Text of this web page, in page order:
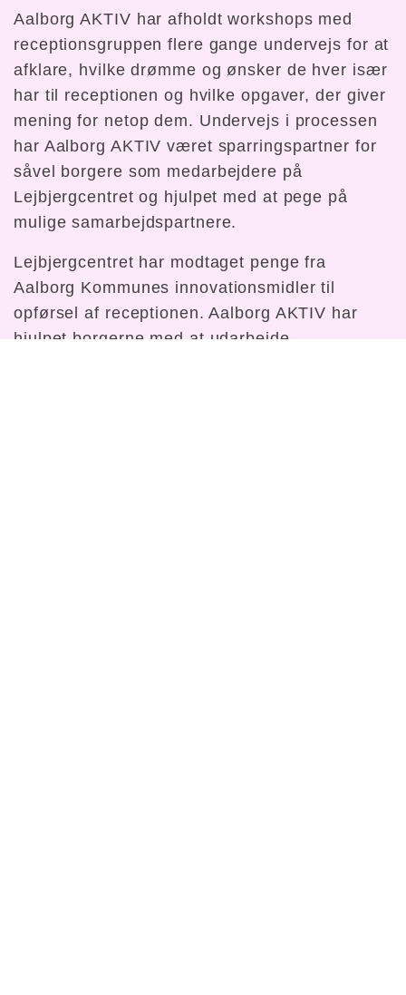
Aalborg AKTIV har afholdt workshops med
receptionsgruppen flere gange undervejs for at
afklare, hvilke drømme og ønsker de hver især
har til receptionen og hvilke opgaver, der giver
mening for netop dem. Undervejs i processen
har Aalborg AKTIV været sparringspartner for
såvel borgere som medarbejdere på
Lejbjergcentret og hjulpet med at pege på
mulige samarbejdspartnere.
Lejbjergcentret har modtaget penge fra
Aalborg Kommunes innovationsmidler til
opførsel af receptionen. Aalborg AKTIV har
hjulpet borgerne med at udarbejde